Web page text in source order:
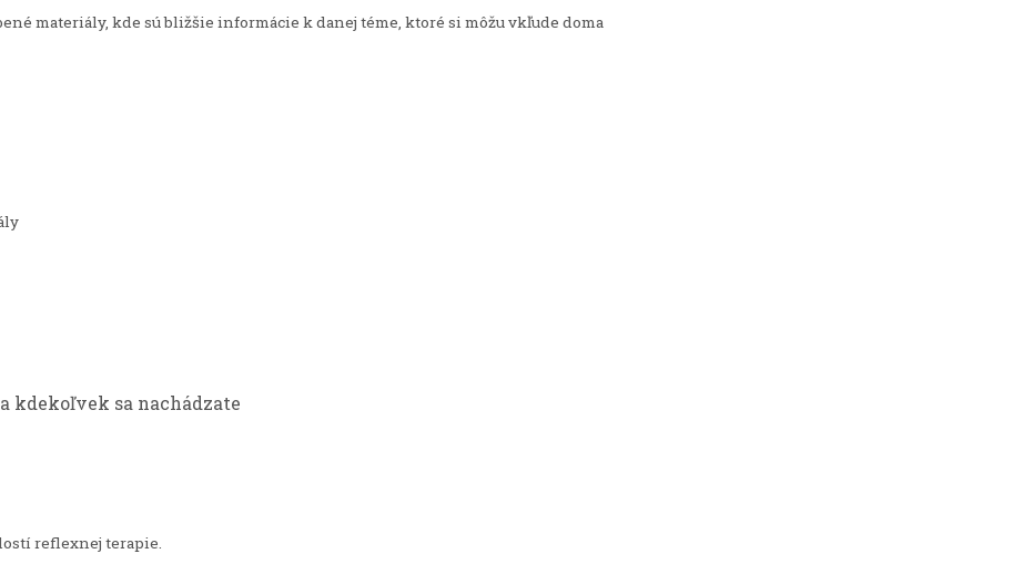
materiály, kde sú bližšie informácie k danej téme, ktoré si môžu vkľude doma
kdekoľvek sa nachádzate
reflexnej terapie.